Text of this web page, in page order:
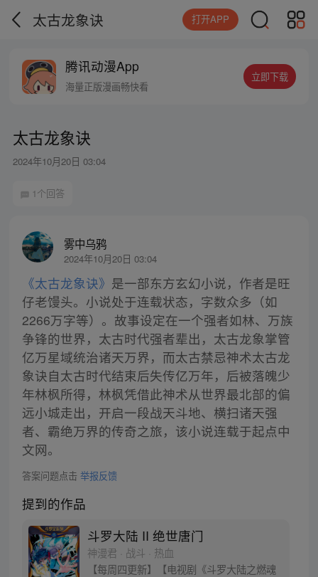
太古龙象诀 打开APP
腾讯动漫App
海量正版漫画畅快看
立即下载
太古龙象诀
2024年10月20日 03:04
1个回答
雾中乌鸦
2024年10月20日 03:04
《太古龙象诀》 是一部东方玄幻小说，作者是旺
仔老馒头。小说处于连载状态，字数众多（如
2266万字等）。故事设定在一个强者如林、万族
争锋的世界，太古时代强者辈出，太古龙象掌管
亿万星域统治诸天万界，而太古禁忌神术太古龙
象诀自太古时代结束后失传亿万年，后被落魄少
年林枫所得，林枫凭借此神术从世界最北部的偏
远小城走出，开启一段战天斗地、横扫诸天强
者、霸绝万界的传奇之旅，该小说连载于起点中
文网。
答案问题点击 举报反馈
提到的作品
斗罗大陆 II 绝世唐门
神漫君 · 战斗 · 热血
【每周四更新】【电视剧《斗罗大陆之燃魂